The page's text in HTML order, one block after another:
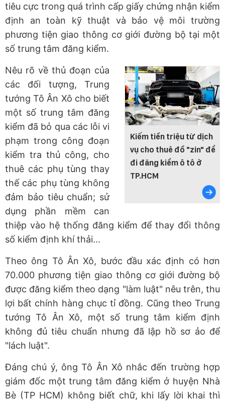
tiêu cực trong quá trình cấp giấy chứng nhận kiểm
định an toàn kỹ thuật và bảo vệ môi trường
phương tiện giao thông cơ giới đường bộ tại một
số trung tâm đăng kiểm.
Kiếm tiền triệu từ dịch
vụ cho thuê đồ "zin" để
đi đăng kiểm ô tô ở
TP.HCM
Nêu rõ về thủ đoạn của
các đối tượng, Trung
tướng Tô Ân Xô cho biết
một số trung tâm đăng
kiểm đã bỏ qua các lỗi vi
phạm trong công đoạn
kiểm tra thủ công, cho
thuê các phụ tùng thay
thế các phụ tùng không
đảm bảo tiêu chuẩn; sử
dụng phần mềm can
thiệp vào hệ thống đăng kiểm để thay đổi thông
số kiểm định khí thải...
Theo ông Tô Ân Xô, bước đầu xác định có hơn
70.000 phương tiện giao thông cơ giới đường bộ
được đăng kiểm theo dạng "làm luật" nêu trên, thu
lợi bất chính hàng chục tỉ đồng. Cũng theo Trung
tướng Tô Ân Xô, một số trung tâm kiểm định
không đủ tiêu chuẩn nhưng đã lập hồ sơ ảo để
"lách luật".
Đáng chú ý, ông Tô Ân Xô nhắc đến trường hợp
giám đốc một trung tâm đăng kiểm ở huyện Nhà
Bè (TP HCM) không biết chữ, khi lấy lời khai thì